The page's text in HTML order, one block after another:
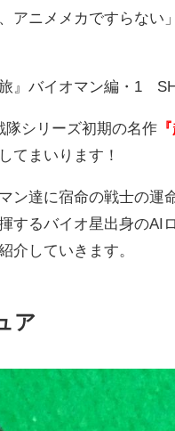
アニメメカですらない
』バイオマン編・1
隊シリーズ初期の名作
てまいります！
ン達に宿命の戦士の運
するバイオ星出身のAI
介していきます。
ア